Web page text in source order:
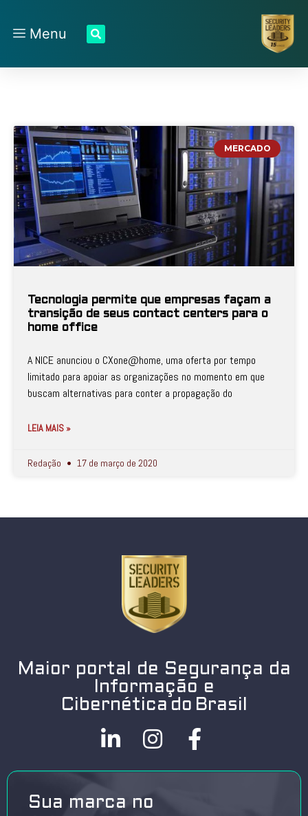
Menu
MERCADO
Tecnologia permite que empresas façam a
transição de seus contact centers para o
home office
A NICE anunciou o CXone@home, uma oferta por tempo
limitado para apoiar as organizações no momento em que
buscam alternativas para conter a propagação do
LEIA MAIS »
Redação 17 de março de 2020
Maior portal de Segurança da
Informação e
Cibernética do Brasil
Sua marca no